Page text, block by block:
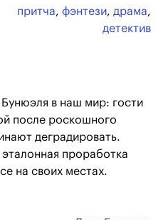
притча, фэнтези, драма,
детектив
в наш мир: гости
после роскошного
деградировать.
проработка
на своих местах.